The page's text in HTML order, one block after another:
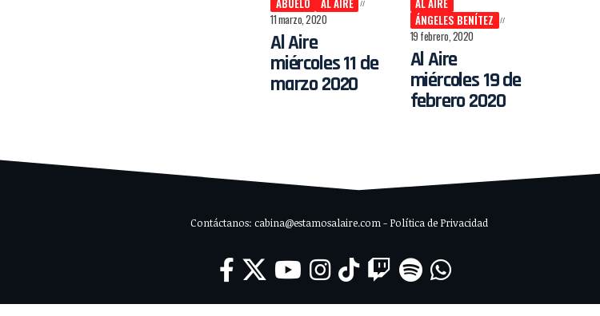
ABUELO
AL AIRE
11 marzo, 2020
Al Aire
miércoles 11 de
marzo 2020
AL AIRE
ÁNGELES BENÍTEZ
19 febrero, 2020
Al Aire
miércoles 19 de
febrero 2020
Contáctanos: cabina@estamosalaire.com - Política de Privacidad